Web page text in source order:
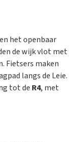
het openbaar
de wijk vlot met
Fietsers maken
langs de Leie.
tot de R4, met